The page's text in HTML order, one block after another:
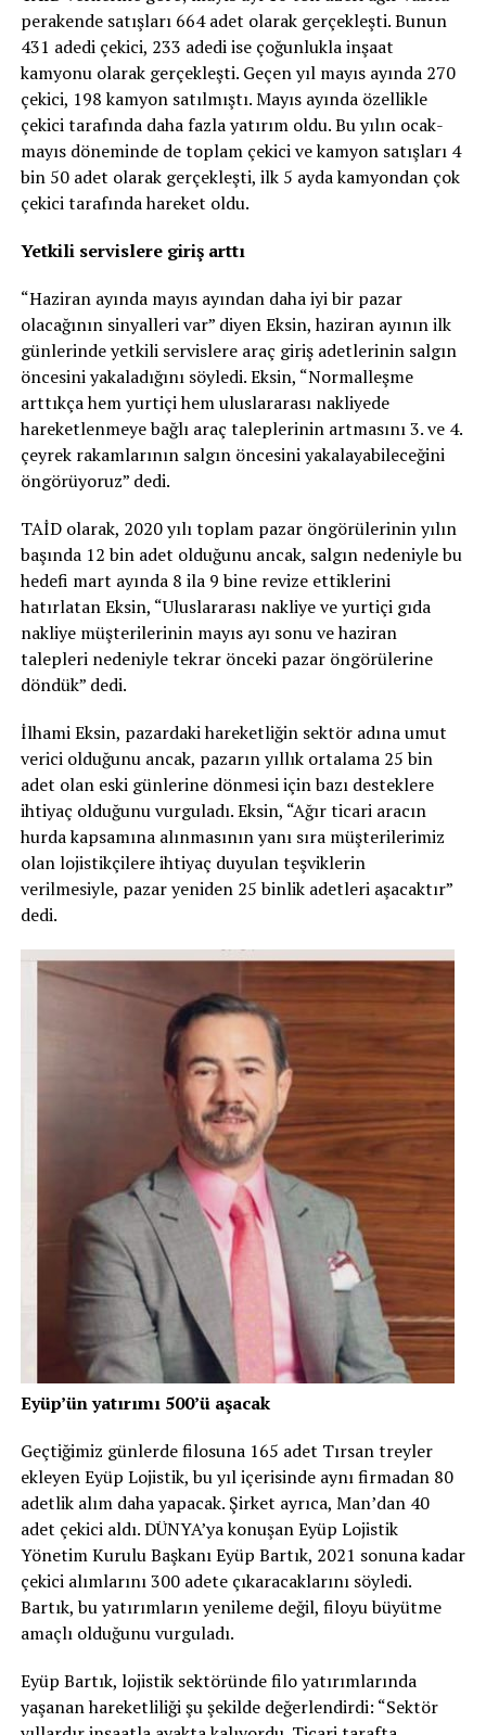
perakende satışları 664 adet olarak gerçekleşti. Bunun
431 adedi çekici, 233 adedi ise çoğunlukla inşaat
kamyonu olarak gerçekleşti. Geçen yıl mayıs ayında 270
çekici, 198 kamyon satılmıştı. Mayıs ayında özellikle
çekici tarafında daha fazla yatırım oldu. Bu yılın ocak-
mayıs döneminde de toplam çekici ve kamyon satışları 4
bin 50 adet olarak gerçekleşti, ilk 5 ayda kamyondan çok
çekici tarafında hareket oldu.
Yetkili servislere giriş arttı
“Haziran ayında mayıs ayından daha iyi bir pazar
olacağının sinyalleri var” diyen Eksin, haziran ayının ilk
günlerinde yetkili servislere araç giriş adetlerinin salgın
öncesini yakaladığını söyledi. Eksin, “Normalleşme
arttıkça hem yurtiçi hem uluslararası nakliyede
hareketlenmeye bağlı araç taleplerinin artmasını 3. ve 4.
çeyrek rakamlarının salgın öncesini yakalayabileceğini
öngörüyoruz” dedi.
TAİD olarak, 2020 yılı toplam pazar öngörülerinin yılın
başında 12 bin adet olduğunu ancak, salgın nedeniyle bu
hedefi mart ayında 8 ila 9 bine revize ettiklerini
hatırlatan Eksin, “Uluslararası nakliye ve yurtiçi gıda
nakliye müşterilerinin mayıs ayı sonu ve haziran
talepleri nedeniyle tekrar önceki pazar öngörülerine
döndük” dedi.
İlhami Eksin, pazardaki hareketliğin sektör adına umut
verici olduğunu ancak, pazarın yıllık ortalama 25 bin
adet olan eski günlerine dönmesi için bazı desteklere
ihtiyaç olduğunu vurguladı. Eksin, “Ağır ticari aracın
hurda kapsamına alınmasının yanı sıra müşterilerimiz
olan lojistikçilere ihtiyaç duyulan teşviklerin
verilmesiyle, pazar yeniden 25 binlik adetleri aşacaktır”
dedi.
Eyüp’ün yatırımı 500’ü aşacak
Geçtiğimiz günlerde filosuna 165 adet Tırsan treyler
ekleyen Eyüp Lojistik, bu yıl içerisinde aynı firmadan 80
adetlik alım daha yapacak. Şirket ayrıca, Man’dan 40
adet çekici aldı. DÜNYA’ya konuşan Eyüp Lojistik
Yönetim Kurulu Başkanı Eyüp Bartık, 2021 sonuna kadar
çekici alımlarını 300 adete çıkaracaklarını söyledi.
Bartık, bu yatırımların yenileme değil, filoyu büyütme
amaçlı olduğunu vurguladı.
Eyüp Bartık, lojistik sektöründe filo yatırımlarında
yaşanan hareketliliği şu şekilde değerlendirdi: “Sektör